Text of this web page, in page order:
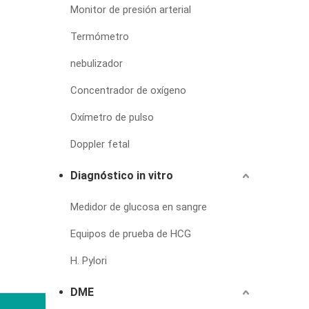
Monitor de presión arterial
Termómetro
nebulizador
Concentrador de oxígeno
Oxímetro de pulso
Doppler fetal
Diagnóstico in vitro
Medidor de glucosa en sangre
Equipos de prueba de HCG
H. Pylori
DME